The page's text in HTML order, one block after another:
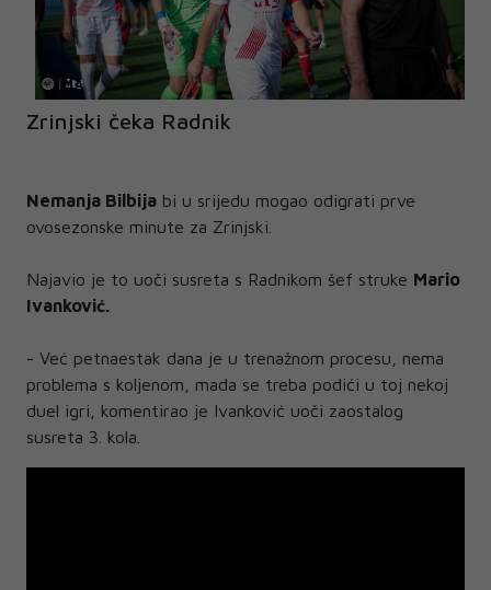
Zrinjski čeka Radnik
Nemanja Bilbija bi u srijedu mogao odigrati prve
ovosezonske minute za Zrinjski.
Najavio je to uoči susreta s Radnikom šef struke Mario
Ivanković.
- Već petnaestak dana je u trenažnom procesu, nema
problema s koljenom, mada se treba podići u toj nekoj
duel igri, komentirao je Ivanković uoči zaostalog
susreta 3. kola.